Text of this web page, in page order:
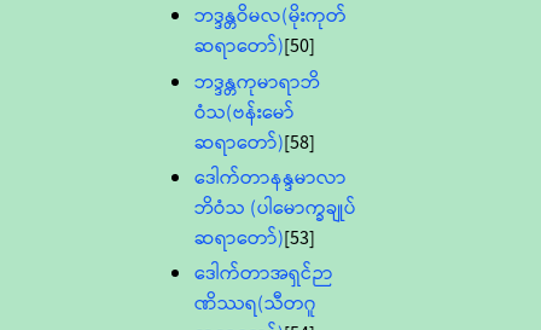
ဘဒ္ဒန္တဝိမလ(မိုးကုတ်
ဆရာတော်)[50]
ဘဒ္ဒန္တကုမာရာဘိ
ဝံသ(ဗန်းမော်
ဆရာတော်)[58]
ဒေါက်တာနန္ဒမာလာ
ဘိဝံသ (ပါမောက္ခချုပ်
ဆရာတော်)[53]
ဒေါက်တာအရှင်ဉာ
ဏိဿရ(သီတဂူ